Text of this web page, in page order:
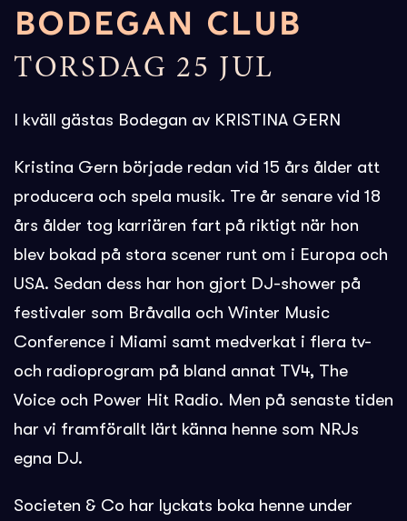
BODEGAN CLUB
TORSDAG 25 JUL
I kväll gästas Bodegan av KRISTINA GERN
Kristina Gern började redan vid 15 års ålder att
producera och spela musik. Tre år senare vid 18
års ålder tog karriären fart på riktigt när hon
blev bokad på stora scener runt om i Europa och
USA. Sedan dess har hon gjort DJ-shower på
festivaler som Bråvalla och Winter Music
Conference i Miami samt medverkat i flera tv-
och radioprogram på bland annat TV4, The
Voice och Power Hit Radio. Men på senaste tiden
har vi framförallt lärt känna henne som NRJs
egna DJ.
Societen & Co har lyckats boka henne under